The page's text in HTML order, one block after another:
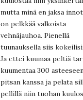
mutta minä en jaksa
on pelkkää valkoista
vehnäjauhoa. Pienellä
tuunauksella siis
Ja ettei kuumaa peltiä
kuumentaa 300
pitsan kanssa ja pelata
pellillä niin tuohan